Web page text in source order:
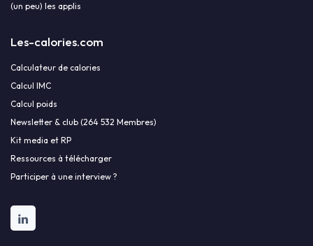
(un peu) les applis
Les-calories.com
Calculateur de calories
Calcul IMC
Calcul poids
Newsletter & club (264 532 Membres)
Kit media et RP
Ressources à télécharger
Participer à une interview ?